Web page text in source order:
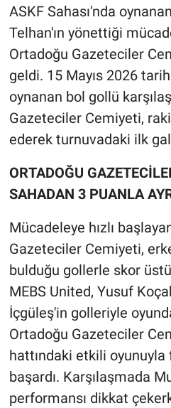
ASKF Sahası'nda
Telhan'ın yönettiği
Ortadoğu Gazeteciler
geldi. 15 Mayıs 2026
oynanan bol gollü
Gazeteciler Cemiyeti,
ederek turnuvadaki ilk
ORTADOĞU
SAHADAN 3 PUANLA
Mücadeleye hızlı
Gazeteciler Cemiyeti,
bulduğu gollerle skor
MEBS United, Yusuf
İçgüleş'in golleriyle
Ortadoğu Gazeteciler
hattındaki etkili oyunuyla
başardı. Karşılaşmada
performansı dikkat